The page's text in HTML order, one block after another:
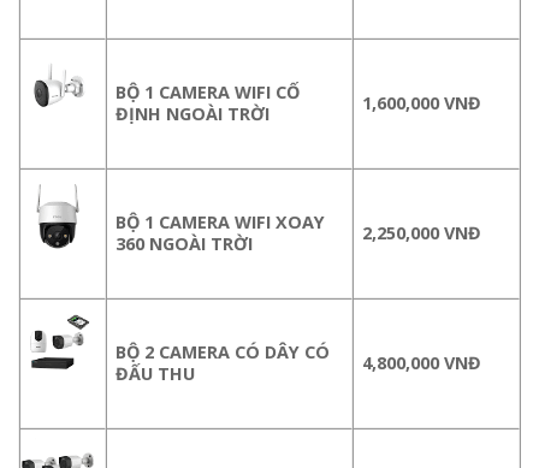
BỘ 1 CAMERA WIFI CỐ
ĐỊNH NGOÀI TRỜI
1,600,000 VNĐ
BỘ 1 CAMERA WIFI XOAY
360 NGOÀI TRỜI
2,250,000 VNĐ
BỘ 2 CAMERA CÓ DÂY CÓ
ĐẤU THU
4,800,000 VNĐ